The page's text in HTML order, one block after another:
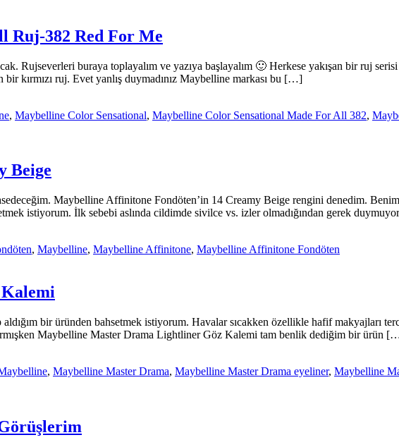
Ruj-382 Red For Me
Rujseverleri buraya toplayalım ve yazıya başlayalım 🙂 Herkese yakışan bir ruj
kırmızı ruj. Evet yanlış duymadınız Maybelline markası bu […]
, Maybelline Color Sensational, Maybelline Color Sensational Made For All 382,
Beige
Maybelline Affinitone Fondöten’in 14 Creamy Beige rengini denedim.
istiyorum. İlk sebebi aslında cildimde sivilce vs. izler olmadığından gerek
, Maybelline, Maybelline Affinitone, Maybelline Affinitone Fondöten
bir üründen bahsetmek istiyorum. Havalar sıcakken özellikle hafif makyajları
Maybelline Master Drama Lightliner Göz Kalemi tam benlik dediğim bir ürün
, Maybelline Master Drama, Maybelline Master Drama eyeliner, Maybelline